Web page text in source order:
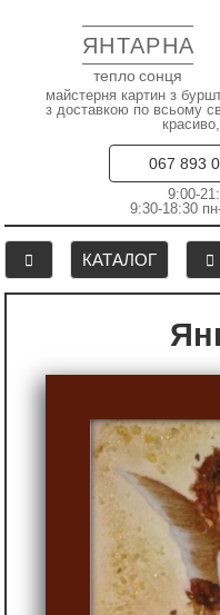
ЯНТАРНА
тепло сонця
майстерня картин з
з доставкою по
067 893
9:00-
9:30-18:30
КАТАЛОГ